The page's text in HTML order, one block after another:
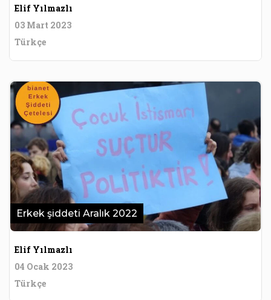
Elif Yılmazlı
03 Mart 2023
Türkçe
Erkek şiddeti Aralık 2022
Elif Yılmazlı
04 Ocak 2023
Türkçe